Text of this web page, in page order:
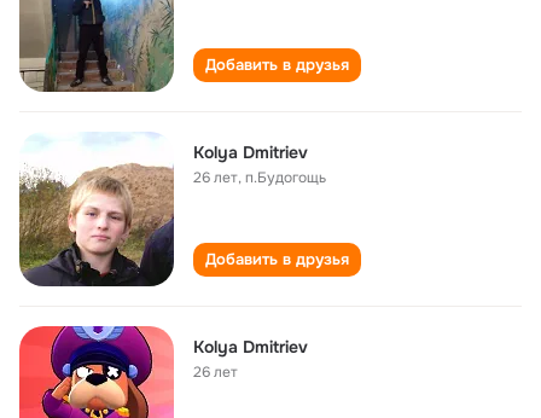
Добавить в друзья
Kolya Dmitriev
26 лет,п.Будогощь
Добавить в друзья
Kolya Dmitriev
26 лет